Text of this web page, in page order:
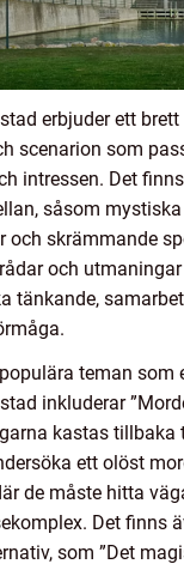
erbjuder ett
scenarion som
intressen. Det
såsom
och skrämmande
och
tänkande,
teman som
inkluderar
kastas
ett olöst
de måste hitta
Det finns
som ”Det